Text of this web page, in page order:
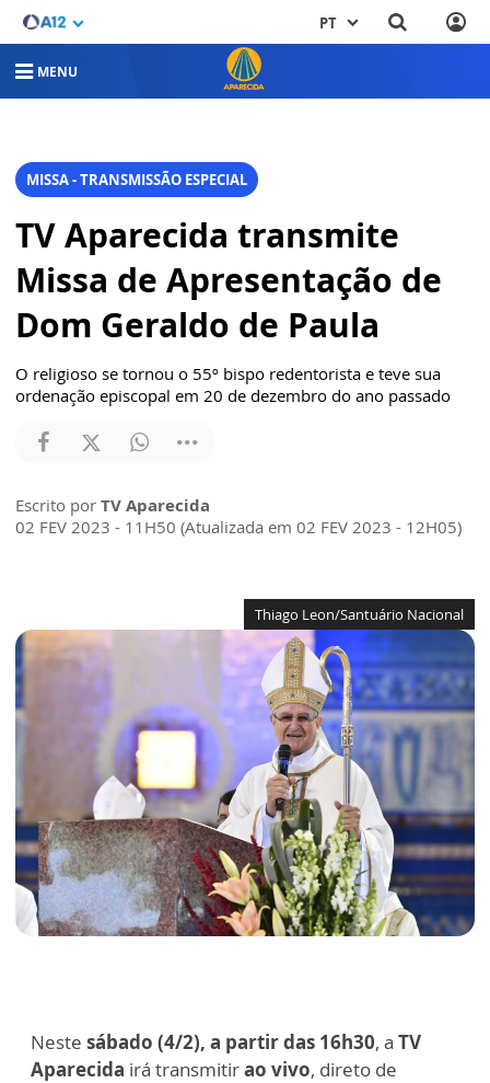
PT
MENU
MISSA - TRANSMISSÃO ESPECIAL
TV Aparecida transmite
Missa de Apresentação de
Dom Geraldo de Paula
O religioso se tornou o 55º bispo redentorista e teve sua
ordenação episcopal em 20 de dezembro do ano passado
Escrito por TV Aparecida
02 FEV 2023 - 11H50 (Atualizada em 02 FEV 2023 - 12H05)
Thiago Leon/Santuário Nacional
Neste sábado (4/2), a partir das 16h30, a TV
Aparecida irá transmitirao vivo, direto de